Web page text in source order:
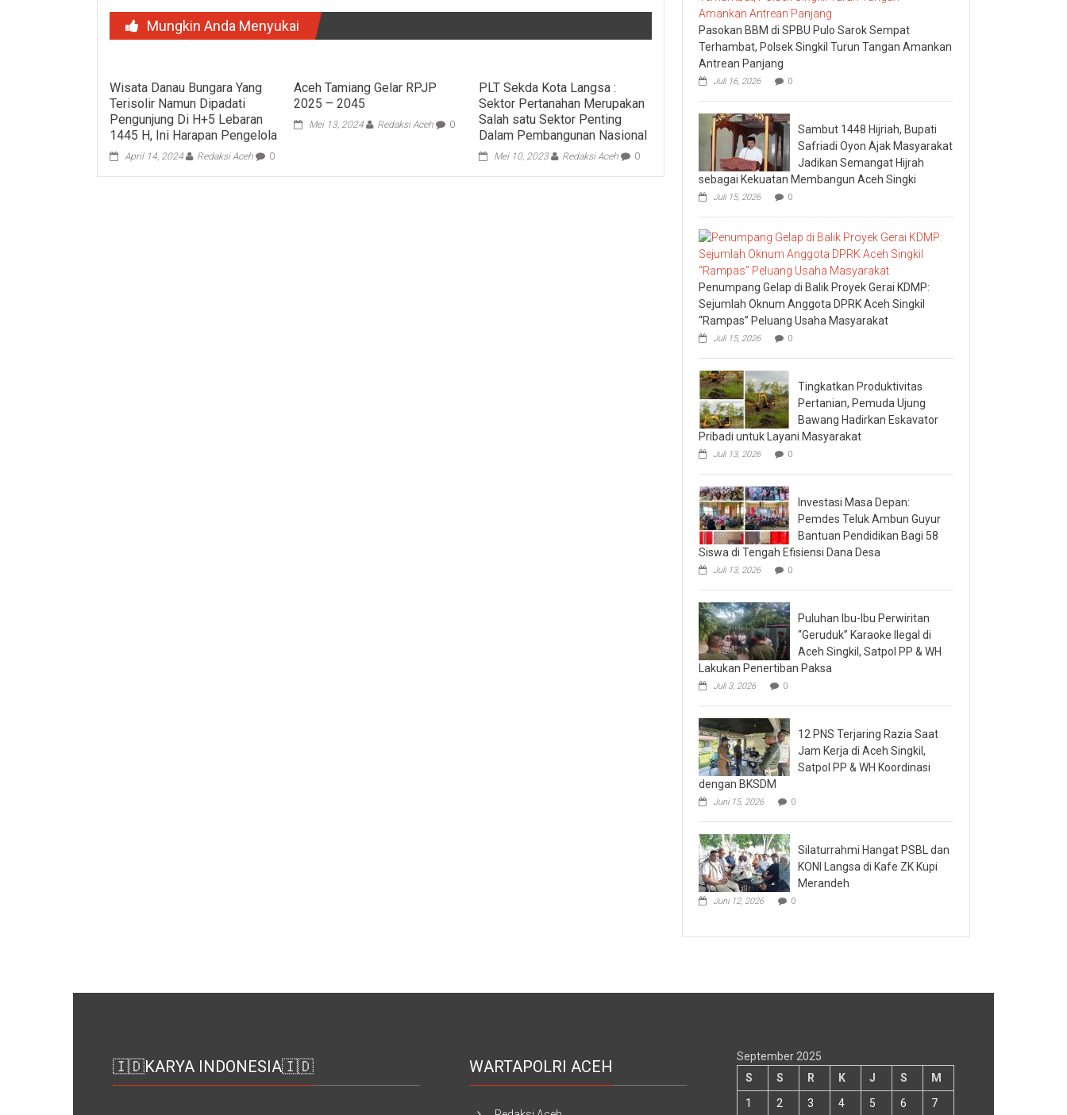
Mungkin Anda Menyukai
Wisata Danau Bungara Yang
Terisolir Namun Dipadati
Pengunjung Di H+5 Lebaran
1445 H, Ini Harapan Pengelola
April 14, 2024 Redaksi Aceh 0
Aceh Tamiang Gelar RPJP
2025 – 2045
Mei 13, 2024 Redaksi Aceh 0
PLT Sekda Kota Langsa :
Sektor Pertanahan Merupakan
Salah satu Sektor Penting
Dalam Pembangunan Nasional
Mei 10, 2023 Redaksi Aceh 0
Pasokan BBM di SPBU Pulo Sarok Sempat
Terhambat, Polsek Singkil Turun Tangan Amankan
Antrean Panjang
Juli 16, 2026 0
Sambut 1448 Hijriah, Bupati
Safriadi Oyon Ajak Masyarakat
Jadikan Semangat Hijrah
sebagai Kekuatan Membangun Aceh Singki
Juli 15, 2026 0
Penumpang Gelap di Balik Proyek Gerai KDMP:
Sejumlah Oknum Anggota DPRK Aceh Singkil
“Rampas” Peluang Usaha Masyarakat
Juli 15, 2026 0
Tingkatkan Produktivitas
Pertanian, Pemuda Ujung
Bawang Hadirkan Eskavator
Pribadi untuk Layani Masyarakat
Juli 13, 2026 0
Investasi Masa Depan:
Pemdes Teluk Ambun Guyur
Bantuan Pendidikan Bagi 58
Siswa di Tengah Efisiensi Dana Desa
Juli 13, 2026 0
Puluhan Ibu-Ibu Perwiritan
“Geruduk” Karaoke Ilegal di
Aceh Singkil, Satpol PP & WH
Lakukan Penertiban Paksa
Juli 3, 2026 0
12 PNS Terjaring Razia Saat
Jam Kerja di Aceh Singkil,
Satpol PP & WH Koordinasi
dengan BKSDM
Juni 15, 2026 0
Silaturrahmi Hangat PSBL dan
KONI Langsa di Kafe ZK Kupi
Merandeh
Juni 12, 2026 0
🇮🇩KARYA INDONESIA🇮🇩 WARTAPOLRI ACEH
September 2025
S
S R K J S
M
1
2 3 4 5 6 7